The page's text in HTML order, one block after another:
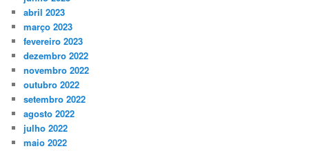
abril 2023
março 2023
fevereiro 2023
dezembro 2022
novembro 2022
outubro 2022
setembro 2022
agosto 2022
julho 2022
maio 2022